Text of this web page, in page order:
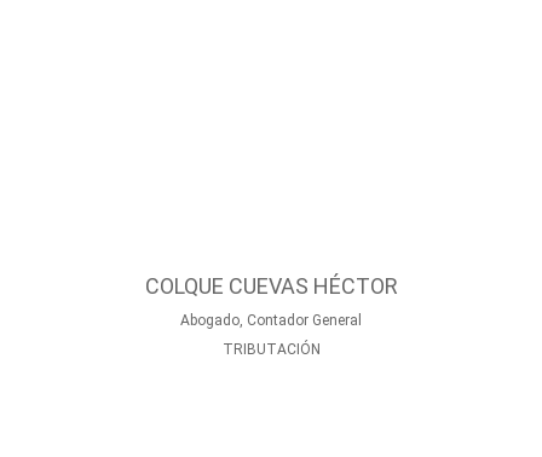
COLQUE CUEVAS HÉCTOR
Abogado, Contador General
TRIBUTACIÓN